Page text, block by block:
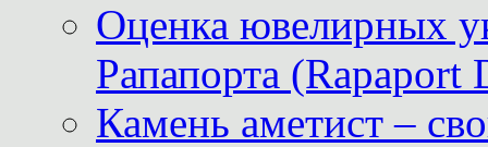
Оценка ювелирных
Рапапорта (Rapaport
Камень аметист –